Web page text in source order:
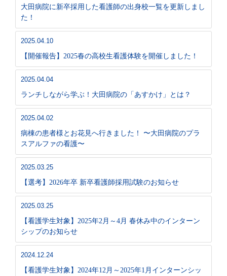
大田病院に新卒採用した看護師の出身校一覧を更新しまし
た！
2025.04.10
【開催報告】2025春の高校生看護体験を開催しました！
2025.04.04
ランチしながら学ぶ！大田病院の「あすかけ」とは？
2025.04.02
病棟の患者様とお花見へ行きました！ 〜大田病院のプラ
スアルファの看護〜
2025.03.25
【選考】2026年卒 新卒看護師採用試験のお知らせ
2025.03.25
【看護学生対象】2025年2月～4月 春休み中のインターン
シップのお知らせ
2024.12.24
【看護学生対象】2024年12月～2025年1月インターンシッ